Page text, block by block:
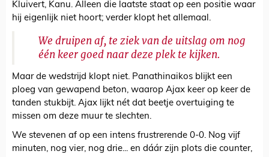
Kluivert, Kanu. Alleen die laatste staat op een positie waar
hij eigenlijk niet hoort; verder klopt het allemaal.
We druipen af, te ziek van de uitslag om nog
één keer goed naar deze plek te kijken.
Maar de wedstrijd klopt niet. Panathinaikos blijkt een
ploeg van gewapend beton, waarop Ajax keer op keer de
tanden stukbijt. Ajax lijkt nét dat beetje overtuiging te
missen om deze muur te slechten.
We stevenen af op een intens frustrerende 0-0. Nog vijf
minuten, nog vier, nog drie... en dáár zijn plots die counter,